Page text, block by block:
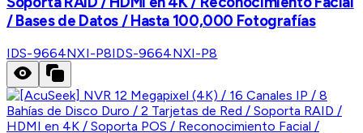
/ Bases de Datos / Hasta 100,000 Fotografías
IDS-9664NXI-P8IDS-9664NXI-P8